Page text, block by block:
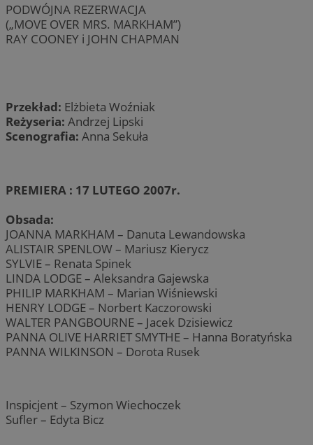
PODWÓJNA REZERWACJA
(„MOVE OVER MRS. MARKHAM”)
RAY COONEY i JOHN CHAPMAN
Przekład: Elżbieta Woźniak
Reżyseria: Andrzej Lipski
Scenografia: Anna Sekuła
PREMIERA : 17 LUTEGO 2007r.
Obsada:
JOANNA MARKHAM – Danuta Lewandowska
ALISTAIR SPENLOW – Mariusz Kierycz
SYLVIE – Renata Spinek
LINDA LODGE – Aleksandra Gajewska
PHILIP MARKHAM – Marian Wiśniewski
HENRY LODGE – Norbert Kaczorowski
WALTER PANGBOURNE – Jacek Dzisiewicz
PANNA OLIVE HARRIET SMYTHE – Hanna Boratyńska
PANNA WILKINSON – Dorota Rusek
Inspicjent – Szymon Wiechoczek
Sufler – Edyta Bicz